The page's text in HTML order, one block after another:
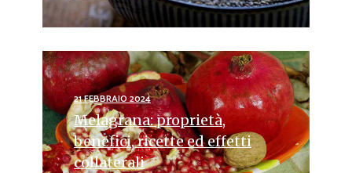
21 FEBBRAIO 2024
Melagrana: proprietà,
benefici, ricette ed effetti
collaterali